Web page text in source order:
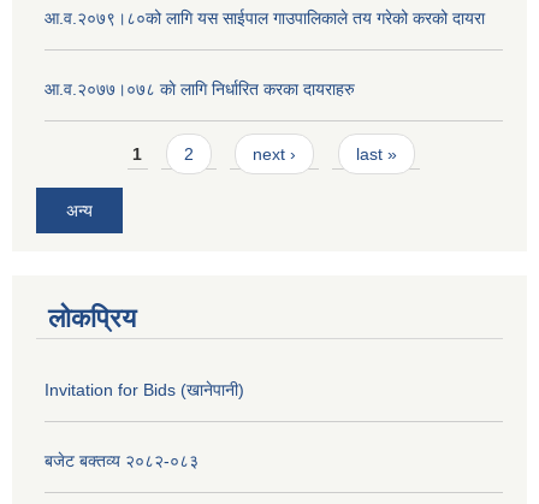
आ.व.२०७९।८०को लागि यस साईपाल गाउपालिकाले तय गरेको करको दायरा
आ‍.व.२०७७।०७८ काे लागि निर्धारित करका दायराहरु
Pages1 2 next › last »
अन्य
लोकप्रिय
Invitation for Bids (खानेपानी)
बजेट बक्तव्य २०८२-०८३